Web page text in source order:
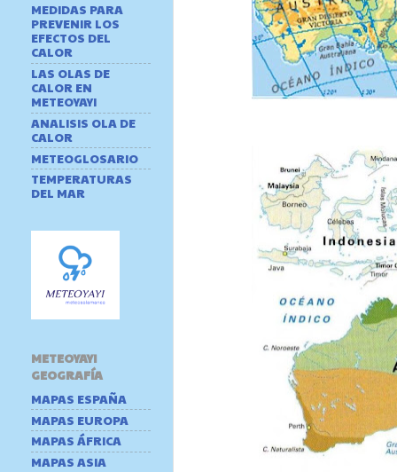
MEDIDAS PARA
PREVENIR LOS
EFECTOS DEL
CALOR
LAS OLAS DE
CALOR EN
METEOYAYI
ANALISIS OLA DE
CALOR
METEOGLOSARIO
TEMPERATURAS
DEL MAR
METEOYAYI
GEOGRAFÍA
MAPAS ESPAÑA
MAPAS EUROPA
MAPAS ÁFRICA
MAPAS ASIA